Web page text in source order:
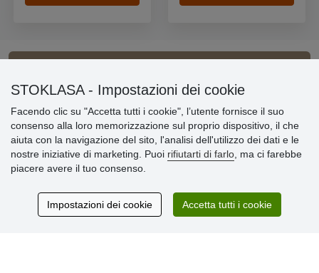
Informazioni importanti
» Impostazioni dei cookie
» Termini & Condizioni
» Informativa sulla Privacy
» Consegna e pagamento
» Garanzia e resi
STOKLASA - Impostazioni dei cookie
Facendo clic su "Accetta tutti i cookie", l’utente fornisce il suo
consenso alla loro memorizzazione sul proprio dispositivo, il che
aiuta con la navigazione del sito, l'analisi dell'utilizzo dei dati e le
nostre iniziative di marketing. Puoi rifiutarti di farlo , ma ci farebbe
piacere avere il tuo consenso.
Impostazioni dei cookie Accetta tutti i cookie